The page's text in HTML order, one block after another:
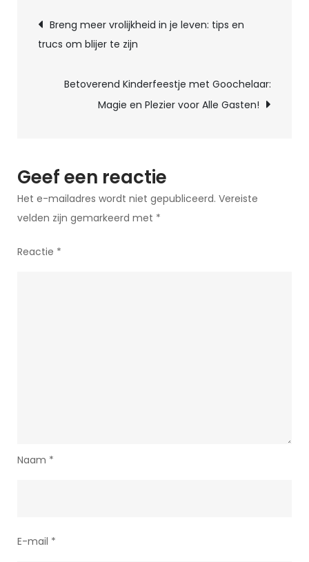
kinderfeestje
Berichtnavigatie
Breng meer vrolijkheid in je leven: tips en
trucs om blijer te zijn
Betoverend Kinderfeestje met Goochelaar:
Magie en Plezier voor Alle Gasten!
Geef een reactie
Het e-mailadres wordt niet gepubliceerd. Vereiste
velden zijn gemarkeerd met *
Reactie *
Naam *
E-mail *